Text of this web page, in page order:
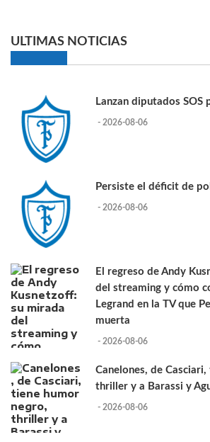
ULTIMAS NOTICIAS
Lanzan diputados SOS
- 2026-08-06
Persiste el déficit de
- 2026-08-06
El regreso de Andy
del streaming y cómo
Legrand en la TV que
muerta
- 2026-08-06
Canelones, de
thriller y a Barassi y
- 2026-08-06